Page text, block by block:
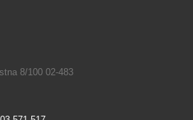
8/100 02-483